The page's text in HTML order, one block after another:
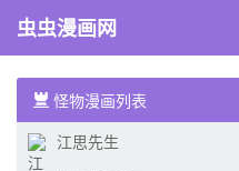
虫虫漫画网
怪物漫画列表
江思先生